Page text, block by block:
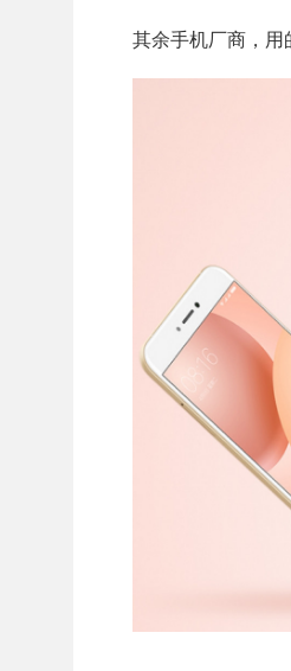
其余手机厂商，用